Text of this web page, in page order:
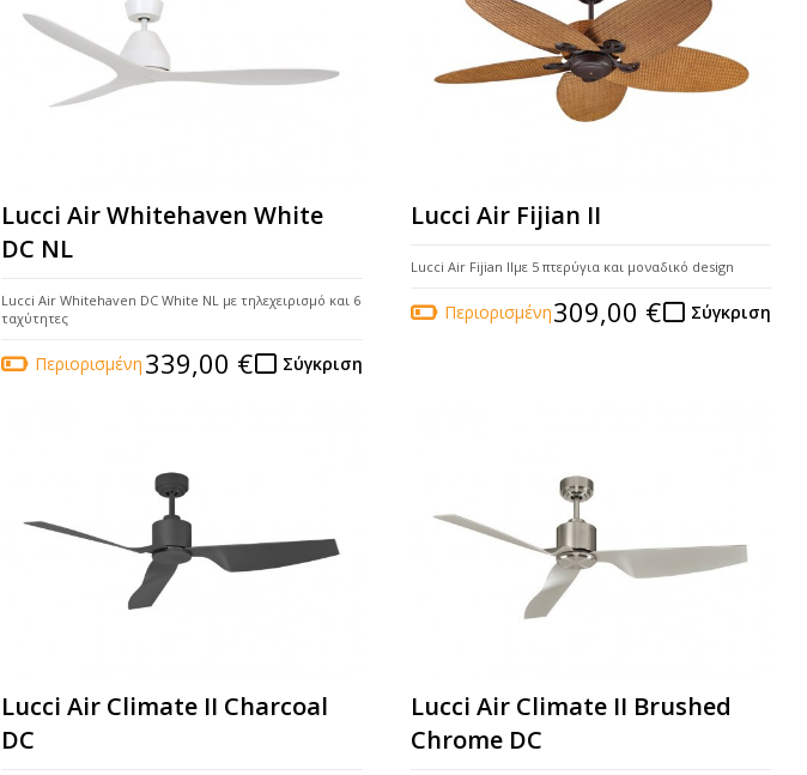
Lucci Air Whitehaven White
DC NL
Lucci Air Whitehaven DC White NL με τηλεχειρισμό και 6
ταχύτητες
Περιορισμένη Σύγκριση
339,00 €
Lucci Air Fijian II
Lucci Air Fijian IIμε 5 πτερύγια και μοναδικό design
Περιορισμένη Σύγκριση
309,00 €
Lucci Air Climate II Charcoal
DC
Lucci Air Climate II Brushed
Chrome DC